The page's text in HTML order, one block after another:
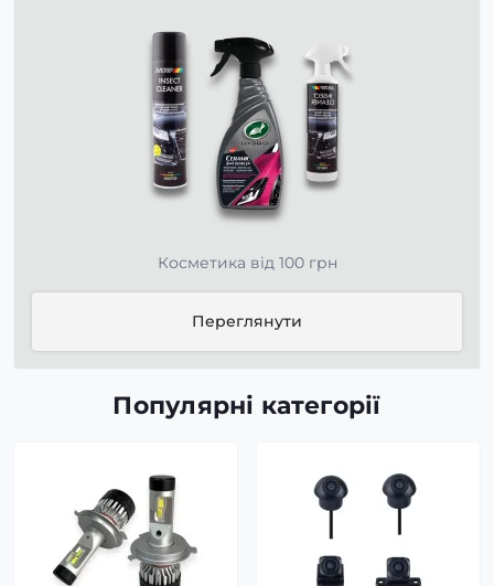
Косметика від 100 грн
Переглянути
Популярні категорії